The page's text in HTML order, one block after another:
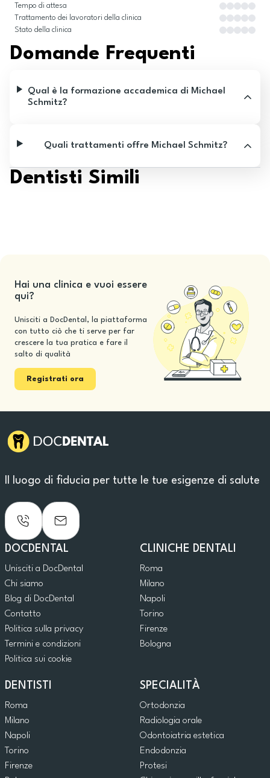
Tempo di attesa
Trattamento dei lavoratori della clinica
Stato della clinica
Domande Frequenti
Qual è la formazione accademica di Michael
Schmitz?
Quali trattamenti offre Michael Schmitz?
Dentisti Simili
Hai una clinica e vuoi essere
qui?
Unisciti a DocDental, la piattaforma
con tutto ciò che ti serve per far
crescere la tua pratica e fare il
salto di qualità
Registrati ora
Il luogo di fiducia per tutte le tue esigenze di salute
DOCDENTAL
Unisciti a DocDental
Chi siamo
Blog di DocDental
Contatto
Politica sulla privacy
Termini e condizioni
Politica sui cookie
CLINICHE DENTALI
Roma
Milano
Napoli
Torino
Firenze
Bologna
DENTISTI
Roma
Milano
Napoli
Torino
Firenze
SPECIALITÀ
Ortodonzia
Radiologia orale
Odontoiatria estetica
Endodonzia
Protesi